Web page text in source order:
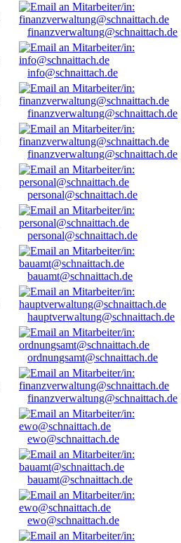
finanzverwaltung@schnaittach.de
info@schnaittach.de
finanzverwaltung@schnaittach.de
finanzverwaltung@schnaittach.de
personal@schnaittach.de
personal@schnaittach.de
bauamt@schnaittach.de
hauptverwaltung@schnaittach.de
ordnungsamt@schnaittach.de
finanzverwaltung@schnaittach.de
ewo@schnaittach.de
bauamt@schnaittach.de
ewo@schnaittach.de